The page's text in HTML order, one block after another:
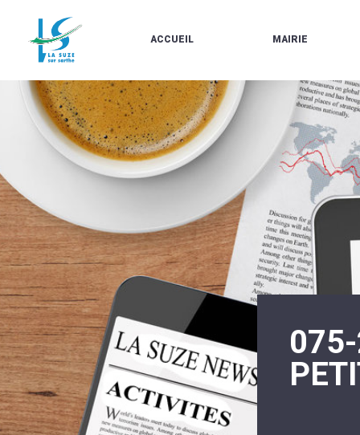
ACCUEIL
LE
MARCHÉ
À
PROPOS
DE
LA
SUZE
BULLETINS
LA
SUZE
AU
DÉBUT
SIÈCLE
MAIRIE
LES
ÉLUS
HORAIRES
URBANISME/PLU
LIGNE
CARTES
D'IDENTITÉ-
PASSEPORTS
RÉUNIONS
CONSEIL
MUNICIPAL
DÉCISIONS
MAIRE
LE
MOT
LA
/